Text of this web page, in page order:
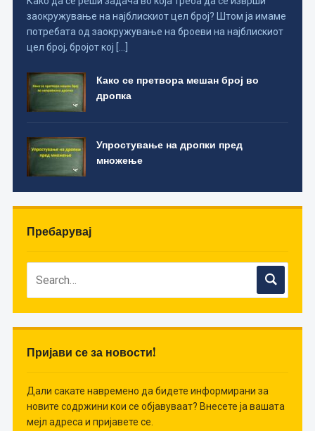
заокружување на најблискиот цел број? Штом ја имаме
потребата од заокружување на броеви на најблискиот
цел број, бројот кој […]
Како се претвора мешан број во
дропка
Упростување на дропки пред
множење
Пребарувај
Пријави се за новости!
Дали сакате навремено да бидете информирани за
новите содржини кои се објавуваат? Внесете ја вашата
мејл адреса и пријавете се.